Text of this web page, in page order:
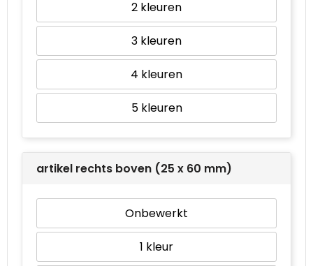
2
3
4
5
artikel rechts boven (25 x 60 mm)
Onbewerkt
1